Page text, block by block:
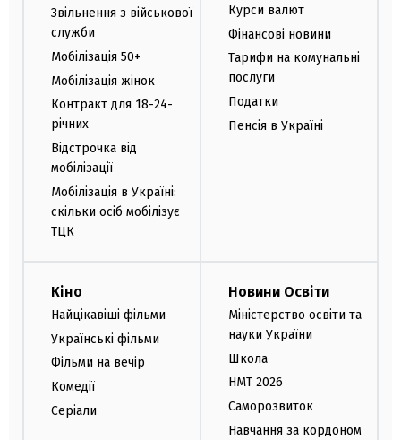
Звільнення з військової
служби
Мобілізація 50+
Мобілізація жінок
Контракт для 18-24-
річних
Відстрочка від
мобілізації
Мобілізація в Україні:
скільки осіб мобілізує
ТЦК
Курси валют
Фінансові новини
Тарифи на комунальні
послуги
Податки
Пенсія в Україні
Кіно
Найцікавіші фільми
Українські фільми
Фільми на вечір
Комедії
Серіали
Новини Освіти
Міністерство освіти та
науки України
Школа
НМТ 2026
Саморозвиток
Навчання за кордоном